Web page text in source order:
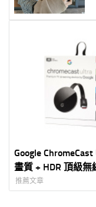
Google
畫質 + HDR 頂級
代比較
推薦文章